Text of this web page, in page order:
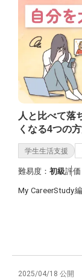
人と比べて落
くなる4つの
学生生活支援
難易度： 初級評価
My CareerStudy
2025/04/18 公開